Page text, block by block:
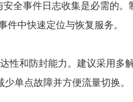
全事件日志收集是必需的
件中快速定位与恢复服务。
性和防封能力。建议采用
单点故障并方便流量切换。